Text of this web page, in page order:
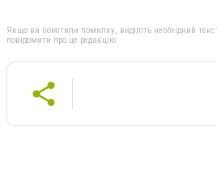
Якщо ви помітили помилку, виділіть необхідний
повідомити про це редакцію